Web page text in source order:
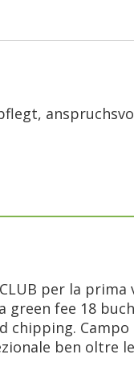
anspruchsvoll
per la
fee 18
ben oltre